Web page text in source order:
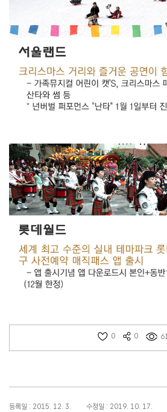
0 0
등록일 : 2015. 12. 3. 수정일 : 2019. 10. 17.